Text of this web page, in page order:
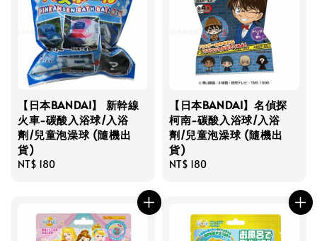
【日本BANDAI】 新幹線
火車-碳酸入浴球/入浴
劑/兒童泡澡球 (隨機出
貨)
Regular
NT$ 180
【日本BANDAI】名偵探
柯南-碳酸入浴球/入浴
劑/兒童泡澡球 (隨機出
貨)
Regular
NT$ 180